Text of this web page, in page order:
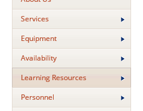
Services
Equipment
Availability
Learning Resources
Personnel